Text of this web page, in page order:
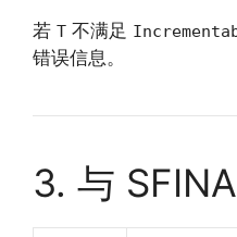
若 T 不满足
错误信息。
3. 与